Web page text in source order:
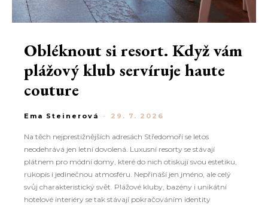
Obléknout si resort. Když vám
plážový klub servíruje haute
couture
Ema Steinerová - 29. 7. 2026
Na těch nejprestižnějších adresách Středomoří se letos
neodehrává jen letní dovolená. Luxusní resorty se stávají
plátnem pro módní domy, které do nich otiskují svou estetiku,
rukopis i jedinečnou atmosféru. Nepřináší jen jméno, ale celý
svůj charakteristický svět. Plážové kluby, bazény i unikátní
hotelové interiéry se tak stávají pokračováním identity